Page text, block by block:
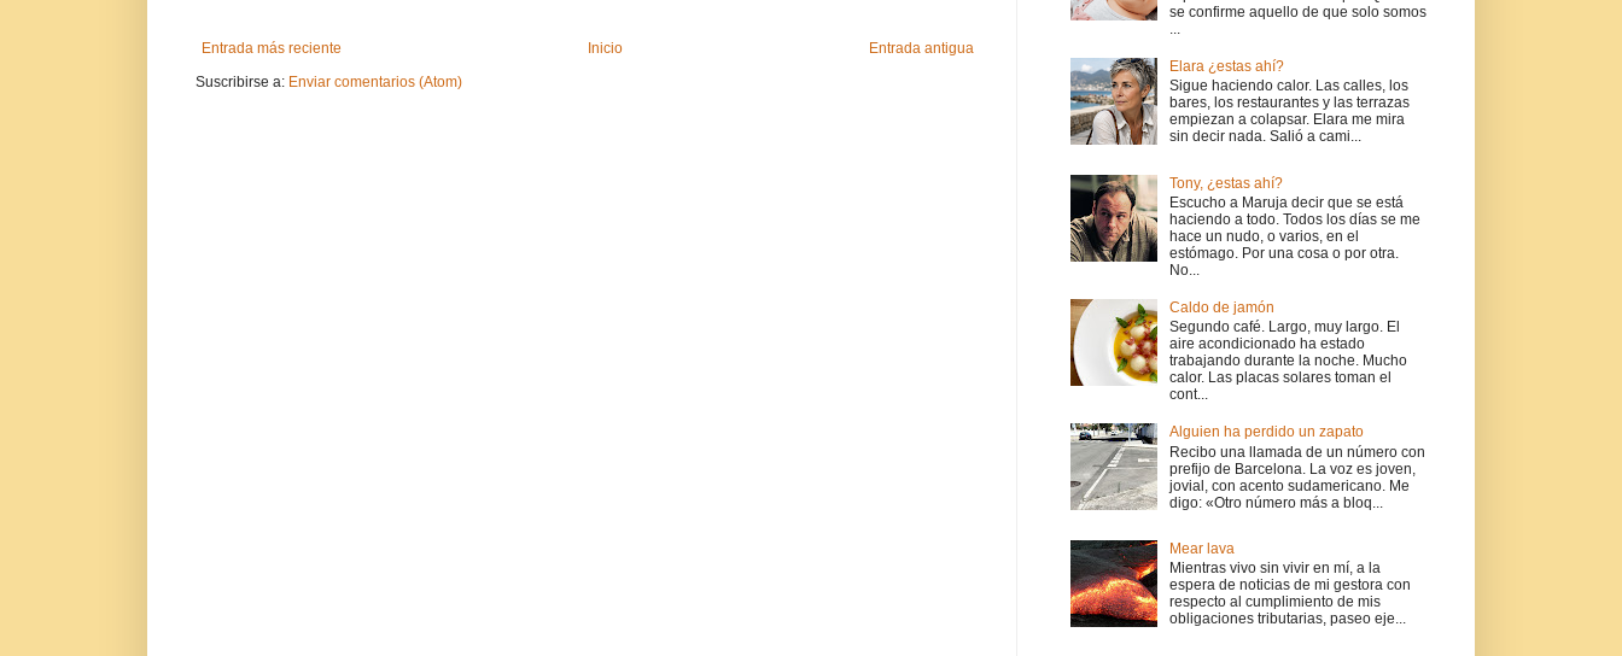
Entrada más reciente Entrada antigua
Inicio
Suscribirse a: Enviar comentarios (Atom)
se confirme aquello de que solo somos
...
Elara ¿estas ahí?
Sigue haciendo calor. Las calles, los
bares, los restaurantes y las terrazas
empiezan a colapsar. Elara me mira
sin decir nada. Salió a cami...
Tony, ¿estas ahí?
Escucho a Maruja decir que se está
haciendo a todo. Todos los días se me
hace un nudo, o varios, en el
estómago. Por una cosa o por otra.
No...
Caldo de jamón
Segundo café. Largo, muy largo. El
aire acondicionado ha estado
trabajando durante la noche. Mucho
calor. Las placas solares toman el
cont...
Alguien ha perdido un zapato
Recibo una llamada de un número con
prefijo de Barcelona. La voz es joven,
jovial, con acento sudamericano. Me
digo: «Otro número más a bloq...
Mear lava
Mientras vivo sin vivir en mí, a la
espera de noticias de mi gestora con
respecto al cumplimiento de mis
obligaciones tributarias, paseo eje...